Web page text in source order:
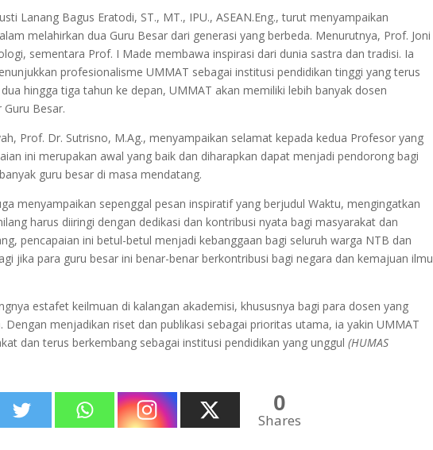
Lanang Bagus Eratodi, ST., MT., IPU., ASEAN.Eng., turut menyampaikan
melahirkan dua Guru Besar dari generasi yang berbeda. Menurutnya, Prof. Joni
sementara Prof. I Made membawa inspirasi dari dunia sastra dan tradisi. Ia
profesionalisme UMMAT sebagai institusi pendidikan tinggi yang terus
hingga tiga tahun ke depan, UMMAT akan memiliki lebih banyak dosen
Besar.
Prof. Dr. Sutrisno, M.Ag., menyampaikan selamat kepada kedua Profesor yang
ini merupakan awal yang baik dan diharapkan dapat menjadi pendorong bagi
guru besar di masa mendatang.
menyampaikan sepenggal pesan inspiratif yang berjudul Waktu, mengingatkan
harus diiringi dengan dedikasi dan kontribusi nyata bagi masyarakat dan
pencapaian ini betul-betul menjadi kebanggaan bagi seluruh warga NTB dan
jika para guru besar ini benar-benar berkontribusi bagi negara dan kemajuan ilmu
estafet keilmuan di kalangan akademisi, khususnya bagi para dosen yang
menjadikan riset dan publikasi sebagai prioritas utama, ia yakin UMMAT
dan terus berkembang sebagai institusi pendidikan yang unggul(HUMAS
0
Shares